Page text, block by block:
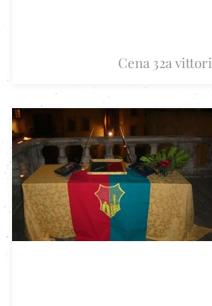
Cena 32a